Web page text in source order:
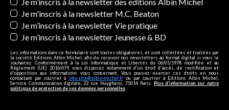
Newsletters
Je m’inscris à la newsletter des éditions Albin Michel
Je m'inscris à la newsletter M.C. Beaton
Je m’inscris à la newsletter Vie pratique
Je m’inscris à la newsletter Jeunesse & BD
Les informations dans ce formulaire sont toutes obligatoires, et sont collectées et traitées par
la société Editions Albin Michel, afin de recevoir nos newsletters au format digital si vous le
souhaitez. Conformément à la Loi Informatique et Libertés du 06/01/1978 modifiée et au
Règlement (UE) 2016/679, vous disposez notamment d'un droit d'accès, de rectification et
d’opposition aux informations vous concernant. Vous pouvez exercer ces droits en nous
contactant par courriel à info-site@albin-michel.fr ou par courrier à Editions Albin Michel,
Service Communication digitale, 22 rue Huyghens, 75014 Paris. Plus d’information sur notre
politique de protection de vos données personnelles.